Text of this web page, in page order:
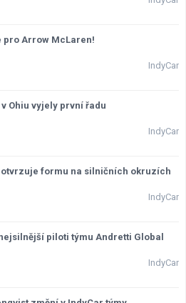
pro Arrow McLaren!
IndyCar
Ohiu vyjely první řadu
IndyCar
formu na silničních okruzích
IndyCar
piloti týmu Andretti Global
IndyCar